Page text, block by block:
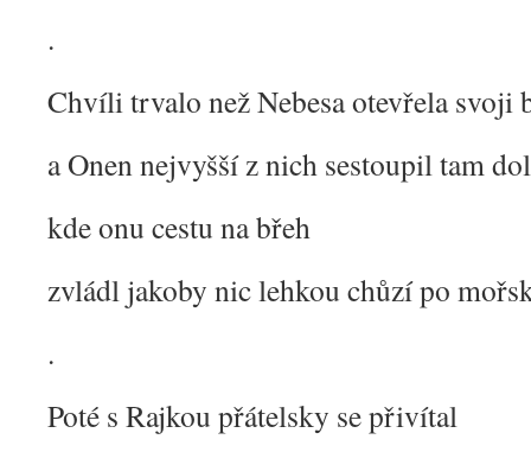
.
Chvíli trvalo než Nebesa otevřela svoji
a Onen nejvyšší z nich sestoupil tam
kde onu cestu na břeh
zvládl jakoby nic lehkou chůzí po
.
Poté s Rajkou přátelsky se přivítal